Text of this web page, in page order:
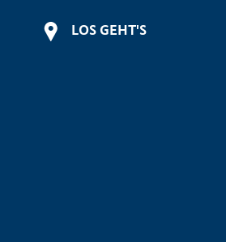
LOS GEHT'S